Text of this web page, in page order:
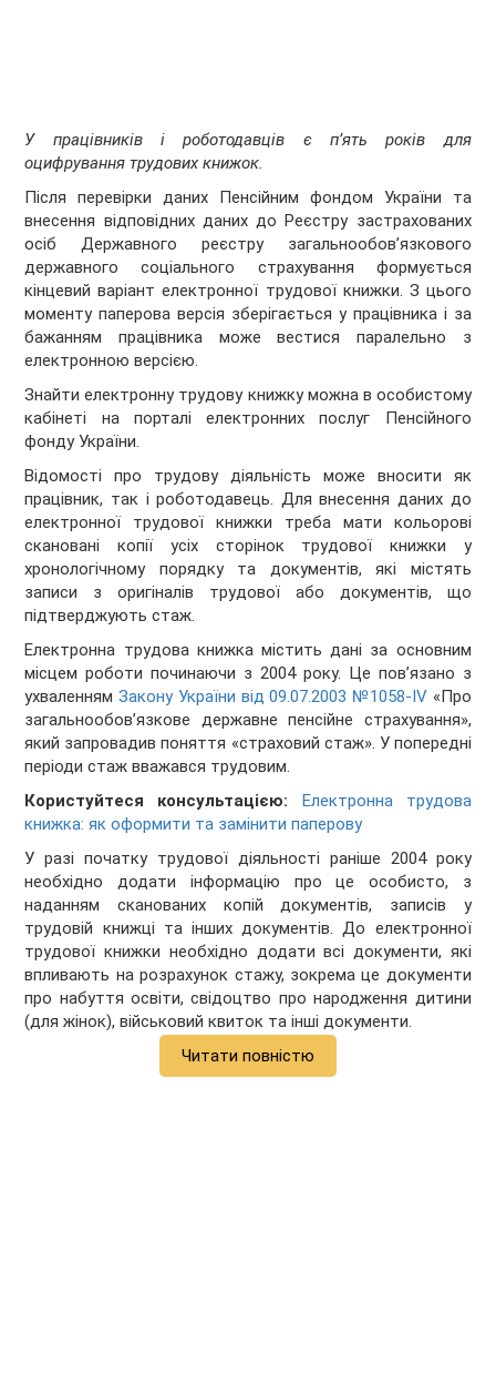
У працівників і роботодавців є п’ять років для
оцифрування трудових книжок.
Після перевірки даних Пенсійним фондом України та
внесення відповідних даних до Реєстру застрахованих
осіб Державного реєстру загальнообов’язкового
державного соціального страхування формується
кінцевий варіант електронної трудової книжки. З цього
моменту паперова версія зберігається у працівника і за
бажанням працівника може вестися паралельно з
електронною версією.
Знайти електронну трудову книжку можна в особистому
кабінеті на порталі електронних послуг Пенсійного
фонду України.
Відомості про трудову діяльність може вносити як
працівник, так і роботодавець. Для внесення даних до
електронної трудової книжки треба мати кольорові
скановані копії усіх сторінок трудової книжки у
хронологічному порядку та документів, які містять
записи з оригіналів трудової або документів, що
підтверджують стаж.
Електронна трудова книжка містить дані за основним
місцем роботи починаючи з 2004 року. Це пов’язано з
ухваленнямЗакону України від 09.07.2003 №1058-IV«Про
загальнообов’язкове державне пенсійне страхування»,
який запровадив поняття «страховий стаж». У попередні
періоди стаж вважався трудовим.
Користуйтеся консультацією: Електронна трудова
книжка: як оформити та замінити паперову
У разі початку трудової діяльності раніше 2004 року
необхідно додати інформацію про це особисто, з
наданням сканованих копій документів, записів у
трудовій книжці та інших документів. До електронної
трудової книжки необхідно додати всі документи, які
впливають на розрахунок стажу, зокрема це документи
про набуття освіти, свідоцтво про народження дитини
(для жінок), військовий квиток та інші документи.
Читати повністю